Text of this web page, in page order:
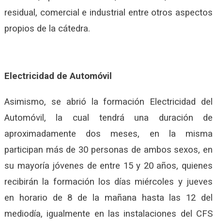
residual, comercial e industrial entre otros aspectos
propios de la cátedra.
Electricidad de Automóvil
Asimismo, se abrió la formación Electricidad del
Automóvil, la cual tendrá una duración de
aproximadamente dos meses, en la misma
participan más de 30 personas de ambos sexos, en
su mayoría jóvenes de entre 15 y 20 años, quienes
recibirán la formación los días miércoles y jueves
en horario de 8 de la mañana hasta las 12 del
mediodía, igualmente en las instalaciones del CFS